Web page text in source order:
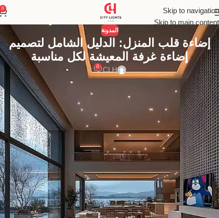
Skip to navigation
Skip to main content
0
المدونة
إضاءة قلب المنزل: الدليل الشامل لتصميم
إضاءة غرفة المعيشة لكل مناسبة
CLH
0
اكتشف أفكار إضاءة غرفة المعيشة التي تحول مساحتك من مجرد غرفة
إلى قلب المنزل النابض بالحياة. دليلك الشامل لعام 2025 لتصميم طبقات
إضاءة مرنة، أنيقة، وعملية لكل مناسبة.
فن إضاءة غرفة المعيشة: الدليل الشامل لخلق
مساحة متعددة الأوجه والطبقات
غرفة المعيشة هي أكثر من مجرد أربعة جدران وأثاث؛ إنها مسرح حياتنا
اليومية. هي المكان الذي نجتمع فيه مع العائلة بعد يوم طويل، ونستقبل
فيه أعز أصدقائنا، ونسترخي فيه لمشاهدة فيلم، وننغمس فيه في قراءة
كتاب جيد. إنها القلب النابض للمنزل، ولكل نبضة من هذه النبضات – لكل